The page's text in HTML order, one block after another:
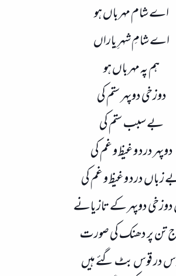
اے شام مہرباں ہو
اے شامِ شہرِ یاراں
ہم پہ مہرباں ہو
دوزخی دوپہر ستم کی
بے سبب ستم کی
دوپہر درد و غیظ و غم کی
زباں درد و غیظ و غم کی
دوپہر کے تازیانے
تن پر دھنک کی صورت
در قوس بٹ گئے ہیں